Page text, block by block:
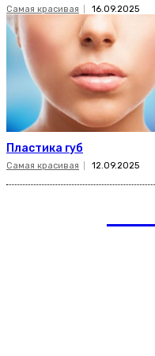
Самая красивая 16.09.2025
Пластика губ
Самая красивая 12.09.2025